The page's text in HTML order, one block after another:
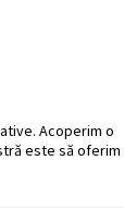
Acoperim o
este să oferim